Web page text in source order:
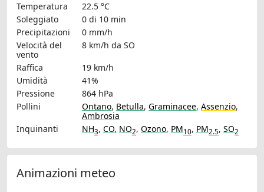
Temperatura
22.5 °C
Soleggiato
0 di 10 min
Precipitazioni
0 mm/h
Velocità del
vento
8 km/h da SO
Raffica
19 km/h
Umidità
41%
Pressione
864 hPa
Pollini
Ontano, Betulla, Graminacee, Assenzio,
Ambrosia
Inquinanti
NH3, CO, NO2, Ozono, PM10, PM2.5, SO2
Animazioni meteo